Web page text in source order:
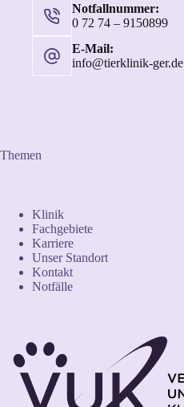
Notfallnummer:
0 72 74 – 9150899
E-Mail:
info@tierklinik-ger.de
Themen
Klinik
Fachgebiete
Karriere
Unser Standort
Kontakt
Notfälle